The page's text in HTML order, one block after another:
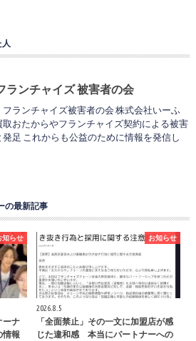
ランチャイズ 被害者の会
フランチャイズ被害者の会 株式会社いーふ
取おたからやフランチャイズ契約による被害
足 これからも公益のために情報を発信し
の最新記事
知らせ
ーナ
情報
お知らせ
2026.8.5
「全面禁止」その一文に加盟店が感
じた違和感 本当にパートナーへの